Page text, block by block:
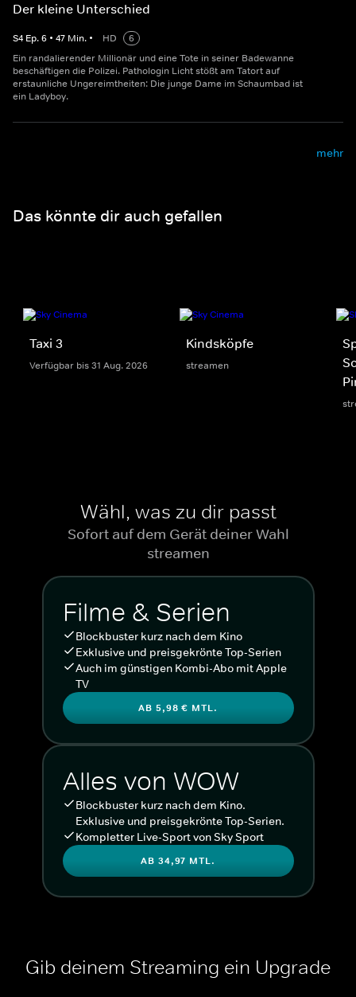
Der kleine Unterschied
S4 Ep.6 • 47 Min. • HD
6
Ein randalierender Millionär und eine Tote in seiner Badewanne
beschäftigen die Polizei. Pathologin Licht stößt am Tatort auf
erstaunliche Ungereimtheiten: Die junge Dame im Schaumbad ist
ein Ladyboy.
mehr
Das könnte dir auch gefallen
Taxi 3
Verfügbar bis 31 Aug. 2026
Kindsköpfe
streamen
Wähl, was zu dir passt
Sofort auf dem Gerät deiner Wahl
streamen
Filme & Serien
Blockbuster kurz nach dem Kino
Exklusive und preisgekrönte Top-Serien
Auch im günstigen Kombi-Abo mit Apple
TV
AB 5,98 € MTL.
Alles von WOW
Blockbuster kurz nach dem Kino.
Exklusive und preisgekrönte Top-Serien.
Kompletter Live-Sport von Sky Sport
AB 34,97 MTL.
Gib deinem Streaming ein Upgrade